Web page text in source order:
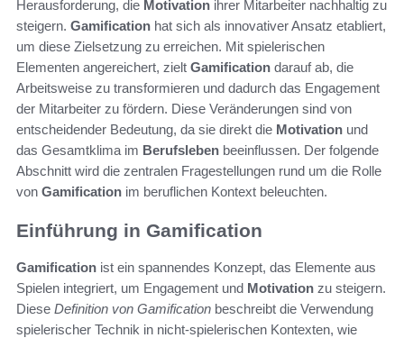
Herausforderung, die Motivation ihrer Mitarbeiter nachhaltig zu
steigern. Gamification hat sich als innovativer Ansatz etabliert,
um diese Zielsetzung zu erreichen. Mit spielerischen
Elementen angereichert, zielt Gamification darauf ab, die
Arbeitsweise zu transformieren und dadurch das Engagement
der Mitarbeiter zu fördern. Diese Veränderungen sind von
entscheidender Bedeutung, da sie direkt die Motivation und
das Gesamtklima im Berufsleben beeinflussen. Der folgende
Abschnitt wird die zentralen Fragestellungen rund um die Rolle
von Gamification im beruflichen Kontext beleuchten.
Einführung in Gamification
Gamification ist ein spannendes Konzept, das Elemente aus
Spielen integriert, um Engagement und Motivation zu steigern.
Diese Definition von Gamification beschreibt die Verwendung
spielerischer Technik in nicht-spielerischen Kontexten, wie